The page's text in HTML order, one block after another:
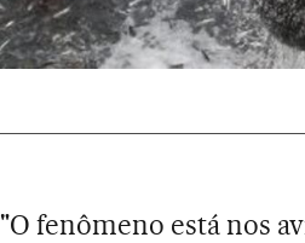
"O fenômeno está nos